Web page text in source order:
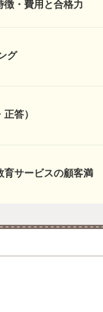
徴・費用と合格力
グ
答）
育サービスの顧客満